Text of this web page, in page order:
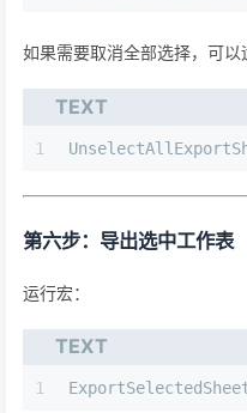
如果需要取消全部选择，可以
TEXT
1
第六步：导出选中工作表
运行宏：
TEXT
1